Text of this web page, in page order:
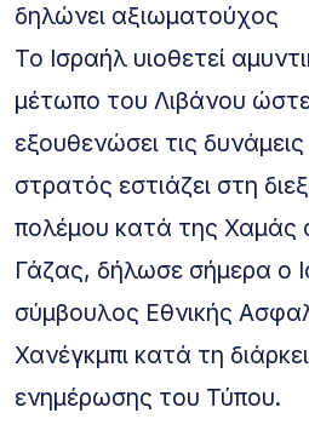
δηλώνει αξιωματούχος
Το Ισραήλ υιοθετεί
μέτωπο του Λιβάνου
εξουθενώσει τις
στρατός εστιάζει στη
πολέμου κατά της Χαμάς
Γάζας, δήλωσε σήμερα ο
σύμβουλος Εθνικής
Χανέγκμπι κατά τη
ενημέρωσης του Τύπου.